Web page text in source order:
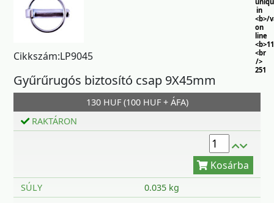
in
<b>/
on
line
<br
/>
251
Cikkszám:LP9045
Gyűrűrugós biztosító csap 9X45mm
130 HUF (100 HUF + ÁFA)
RAKTÁRON
SÚLY 0.035 kg